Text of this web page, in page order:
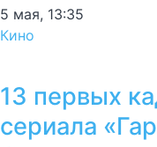
5 мая, 13:35
Кино
13 первых
сериала